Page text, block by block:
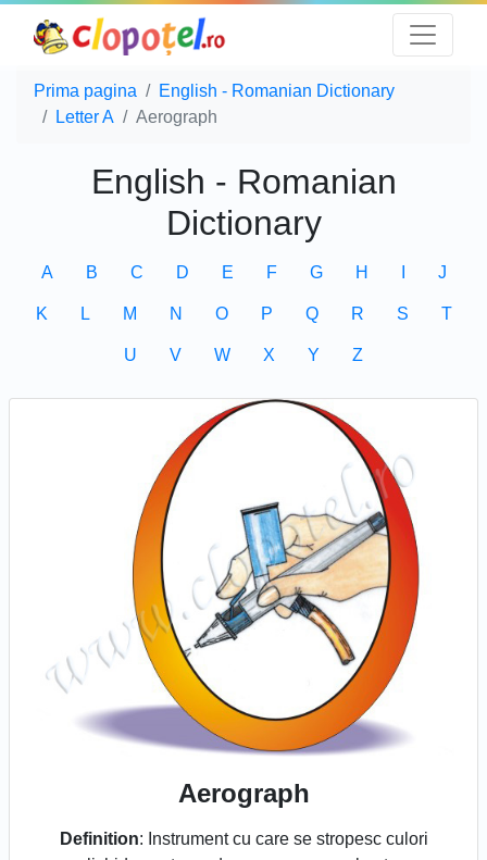
Prima pagina
English - Romanian Dictionary
Letter A
Aerograph
English - Romanian
Dictionary
A B C D E F G H J
K L M N O P Q R S T
U V W X Y Z
Aerograph
Definition: Instrument cu care se stropesc culori